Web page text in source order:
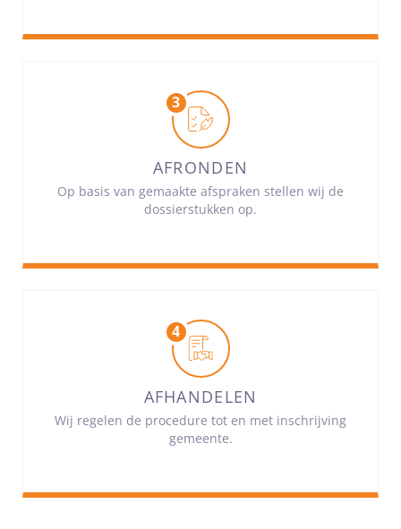
AFRONDEN
Op basis van gemaakte afspraken stellen wij de
dossierstukken op.
AFHANDELEN
Wij regelen de procedure tot en met inschrijving
gemeente.